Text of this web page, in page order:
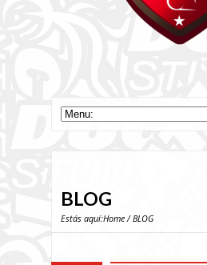
BLOG
Estás aquí:Home/ BLOG